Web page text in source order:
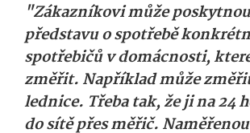
"Zákazníkovi může
představu o spotřebě
spotřebičů v domácnosti,
změřit. Například může
lednice. Třeba tak, že ji na 24
do sítě přes měřič.